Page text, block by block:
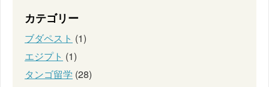
カテゴリー
ブダペスト (1)
エジプト (1)
タンゴ留学 (28)